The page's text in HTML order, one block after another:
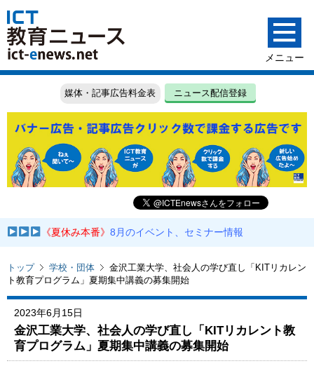
媒体・記事広告料金表 ニュース配信登録
《夏休み本番》8月のイベント、セミナー情報
トップ 学校・団体
金沢工業大学、社会人の学び直し「KITリカレン
ト教育プログラム」夏期集中講義の募集開始
2023年6月15日
金沢工業大学、社会人の学び直し「KITリカレント教
育プログラム」夏期集中講義の募集開始